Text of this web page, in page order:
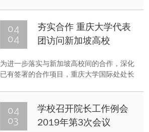
设，共谋学校发展。
04
04
夯实合作 重庆大学代表
团访问新加坡高校
​为进一步落实与新加坡高校间的合作，深化
已有签署的合作项目，重庆大学国际处处长
04
03
学校召开院长工作例会
2019年第3次会议